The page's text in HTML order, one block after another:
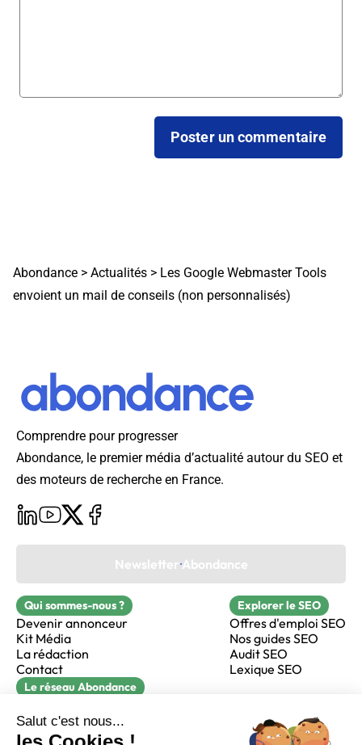
Abondance > Actualités > Les Google Webmaster Tools
envoient un mail de conseils (non personnalisés)
Comprendre pour progresser
Abondance, le premier média d’actualité autour du SEO et
des moteurs de recherche en France.
Newsletter Abondance
Qui sommes-nous ?
Devenir annonceur
Kit Média
La rédaction
Contact
Explorer le SEO
Offres d'emploi SEO
Nos guides SEO
Audit SEO
Lexique SEO
Le réseau Abondance
Réacteur
alfie formation